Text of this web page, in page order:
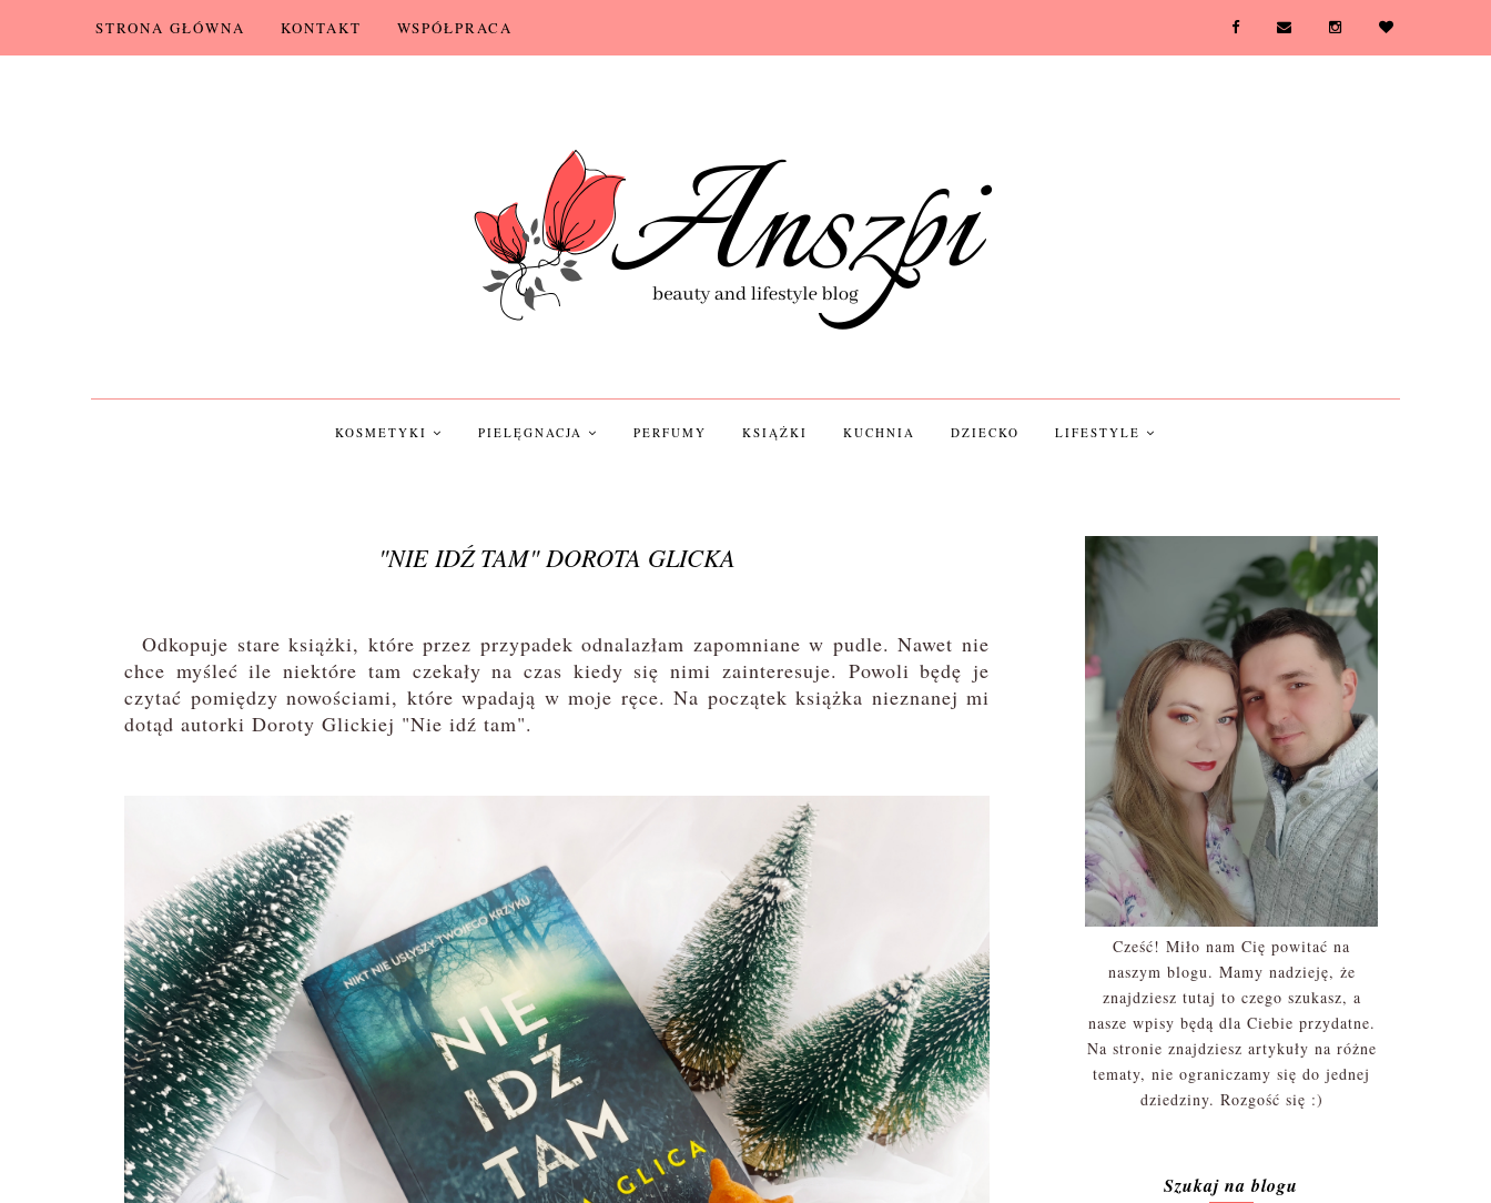
STRONA GŁÓWNA KONTAKT WSPÓŁPRACA
KOSMETYKI PIELĘGNACJA PERFUMY KSIĄŻKI KUCHNIA DZIECKO LIFESTYLE
"NIE IDŹ TAM" DOROTA GLICKA
Odkopuje stare książki, które przez przypadek odnalazłam zapomniane w pudle. Nawet nie
chce myśleć ile niektóre tam czekały na czas kiedy się nimi zainteresuje. Powoli będę je
czytać pomiędzy nowościami, które wpadają w moje ręce. Na początek książka nieznanej mi
dotąd autorki Doroty Glickiej "Nie idź tam".
Cześć! Miło nam Cię powitać na
naszym blogu. Mamy nadzieję, że
znajdziesz tutaj to czego szukasz, a
nasze wpisy będą dla Ciebie przydatne.
Na stronie znajdziesz artykuły na różne
tematy, nie ograniczamy się do jednej
dziedziny. Rozgość się :)
Szukaj na blogu